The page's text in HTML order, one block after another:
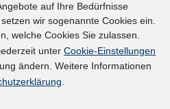
auf Ihre Bedürfnisse
wir sogenannte Cookies ein.
welche Cookies Sie zulassen.
unter Cookie-Einstellungen
ändern. Weitere Informationen
.